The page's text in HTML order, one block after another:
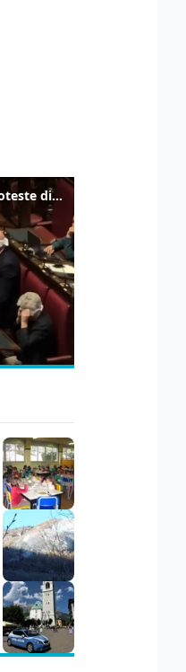
Delmastro, negato l'uso delle chat: le proteste di Avs e M5s